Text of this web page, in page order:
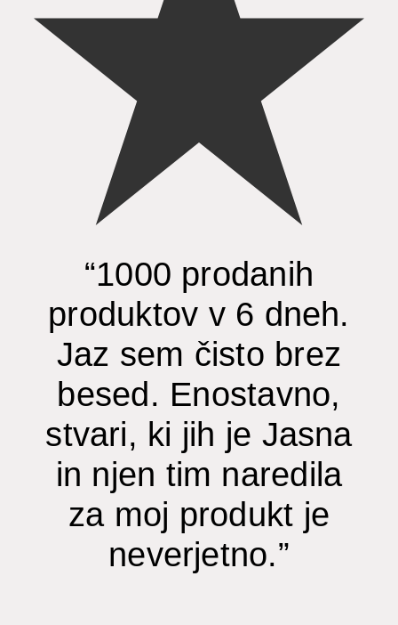
“1000 prodanih
produktov v 6 dneh.
Jaz sem čisto brez
besed. Enostavno,
stvari, ki jih je Jasna
in njen tim naredila
za moj produkt je
neverjetno.”